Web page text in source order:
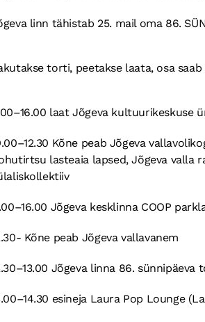
linn tähistab 25. mail oma 86.
torti, peetakse laata, osa
laat Jõgeva kultuurikeskuse
Kõne peab Jõgeva
lasteaia lapsed, Jõgeva valla
Jõgeva kesklinna COOP
Kõne peab Jõgeva vallavanem
Jõgeva linna 86.
esineja Laura Pop Lounge